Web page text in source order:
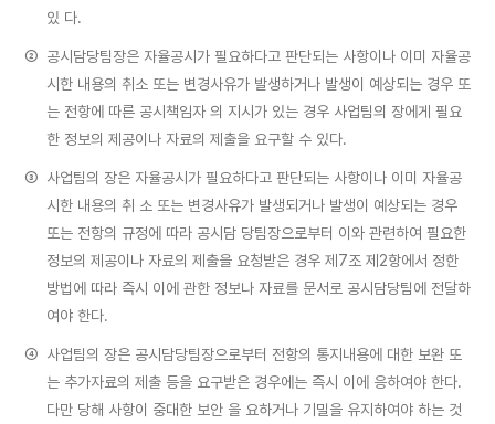
있 다.
② 공시담당팀장은 자율공시가 필요하다고 판단되는 사항이나 이미 자율공
시한 내용의 취소 또는 변경사유가 발생하거나 발생이 예상되는 경우 또
는 전항에 따른 공시책임자 의 지시가 있는 경우 사업팀의 장에게 필요
한 정보의 제공이나 자료의 제출을 요구할 수 있다.
③ 사업팀의 장은 자율공시가 필요하다고 판단되는 사항이나 이미 자율공
시한 내용의 취 소 또는 변경사유가 발생되거나 발생이 예상되는 경우
또는 전항의 규정에 따라 공시담 당팀장으로부터 이와 관련하여 필요한
정보의 제공이나 자료의 제출을 요청받은 경우 제7조 제2항에서 정한
방법에 따라 즉시 이에 관한 정보나 자료를 문서로 공시담당팀에 전달하
여야 한다.
④ 사업팀의 장은 공시담당팀장으로부터 전항의 통지내용에 대한 보완 또
는 추가자료의 제출 등을 요구받은 경우에는 즉시 이에 응하여야 한다.
다만 당해 사항이 중대한 보안 을 요하거나 기밀을 유지하여야 하는 것